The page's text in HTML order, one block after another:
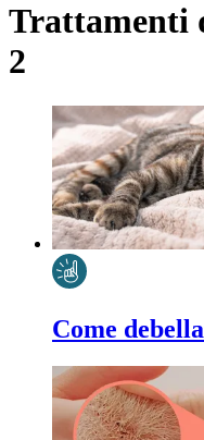
Trattamenti
2
Come